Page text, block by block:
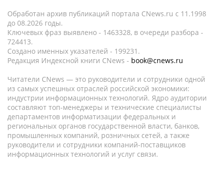
Обработан архив публикаций портала CNews.ru c 11.1998
до 08.2026 годы.
Ключевых фраз выявлено - 1463328, в очереди разбора -
724413.
Создано именных указателей - 199231.
Редакция Индексной книги CNews - book@cnews.ru
Читатели CNews — это руководители и сотрудники одной
из самых успешных отраслей российской экономики:
индустрии информационных технологий. Ядро аудитории
составляют топ-менеджеры и технические специалисты
департаментов информатизации федеральных и
региональных органов государственной власти, банков,
промышленных компаний, розничных сетей, а также
руководители и сотрудники компаний-поставщиков
информационных технологий и услуг связи.